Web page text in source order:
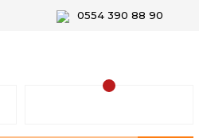
0554 390 88 90